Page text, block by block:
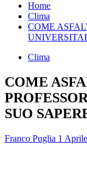
Home
Clima
COME
Clima
COME
SUO
Franco Puglia 1